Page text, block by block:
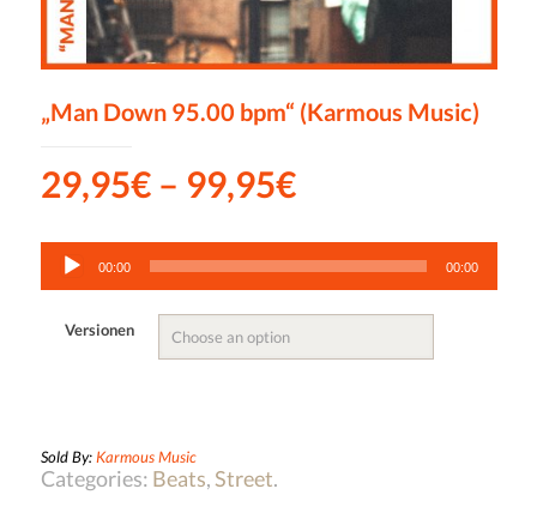
„Man Down 95.00 bpm“ (Karmous Music)
29,95€– 99,95€
Audio-
Player
00:00 00:00
Versionen
Sold By: Karmous Music
Categories: Beats,Street.